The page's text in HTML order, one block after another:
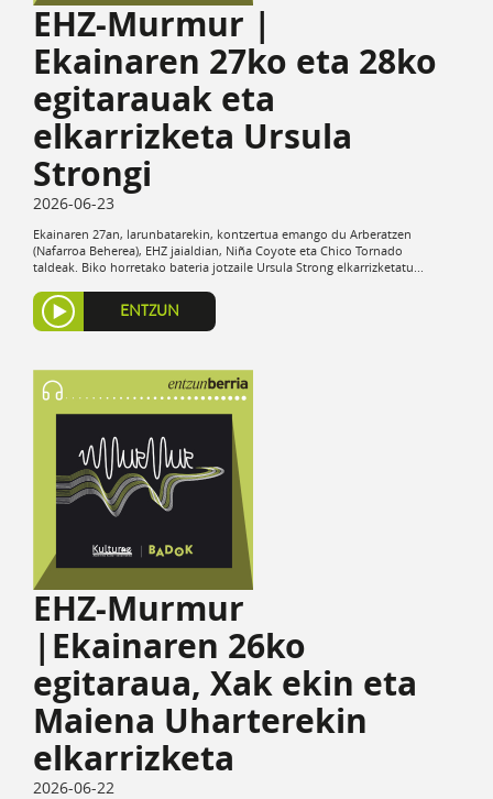
EHZ-Murmur |
Ekainaren 27ko eta 28ko
egitarauak eta
elkarrizketa Ursula
Strongi
2026-06-23
Ekainaren 27an, larunbatarekin, kontzertua emango du Arberatzen
(Nafarroa Beherea), EHZ jaialdian, Niña Coyote eta Chico Tornado
taldeak. Biko horretako bateria jotzaile Ursula Strong elkarrizketatu...
ENTZUN
EHZ-Murmur
|Ekainaren 26ko
egitaraua, Xak ekin eta
Maiena Uharterekin
elkarrizketa
2026-06-22